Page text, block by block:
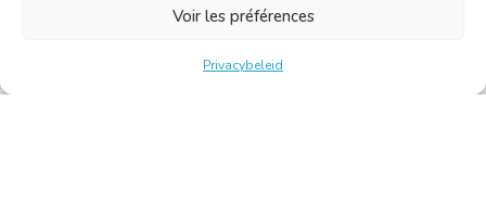
Voir les préférences
Privacybeleid